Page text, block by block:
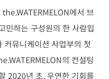
에서 브
민하는 구성원의 한 사람입
커뮤니케이션 사업부의 첫
의 컨설팅
2020년 초, 우연한 기회를